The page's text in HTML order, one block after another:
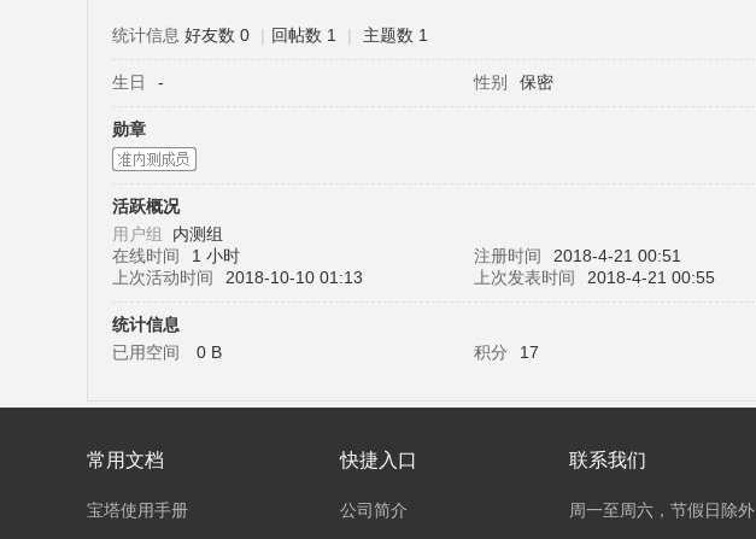
统计信息 好友数 0 | 回帖数 1 | 主题数 1
生日 - 性别 保密
勋章
活跃概况
用户组 内测组
在线时间
1 小时 注册时间 2018-4-21 00:51
上次活动时间
2018-10-10 01:13 上次发表时间 2018-4-21 00:55
统计信息
已用空间
0 B 积分 17
常用文档
宝塔使用手册
快捷入口
公司简介
联系我们
周一至周六，节假日除外